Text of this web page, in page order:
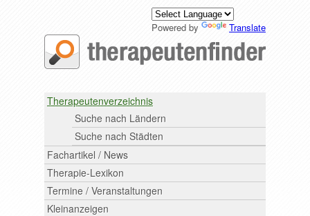
Powered by Translate
Therapeutenverzeichnis
Suche nach Ländern
Suche nach Städten
Fachartikel / News
Therapie-Lexikon
Termine / Veranstaltungen
Kleinanzeigen